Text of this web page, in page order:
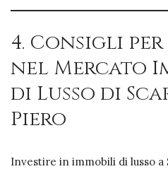
4. Consigli
nel Mercato
di Lusso di
Piero
Investire in immobili di lusso a